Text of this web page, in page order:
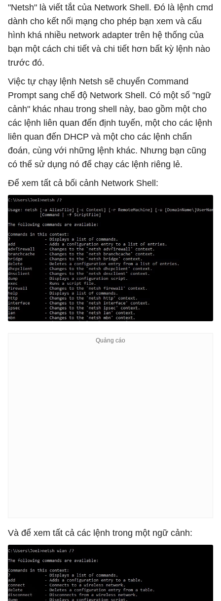
"Netsh" là viết tắt của Network Shell. Đó là lệnh cmd
dành cho kết nối mạng cho phép bạn xem và cấu
hình khá nhiều network adapter trên hệ thống của
bạn một cách chi tiết và chi tiết hơn bất kỳ lệnh nào
trước đó.
Việc tự chạy lệnh Netsh sẽ chuyển Command
Prompt sang chế độ Network Shell. Có một số "ngữ
cảnh" khác nhau trong shell này, bao gồm một cho
các lệnh liên quan đến định tuyến, một cho các lệnh
liên quan đến DHCP và một cho các lệnh chẩn
đoán, cùng với những lệnh khác. Nhưng bạn cũng
có thể sử dụng nó để chạy các lệnh riêng lẻ.
Để xem tất cả bối cảnh Network Shell:
Và để xem tất cả các lệnh trong một ngữ cảnh: